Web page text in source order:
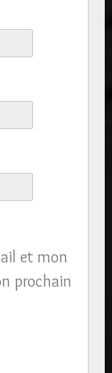
et mon
prochain